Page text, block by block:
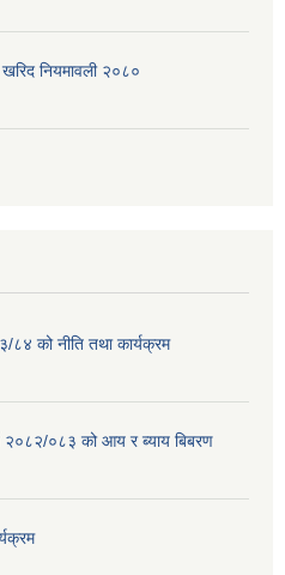
नियमावली २०८०
को नीति तथा कार्यक्रम
२०८२/०८३ को आय र ब्याय बिबरण